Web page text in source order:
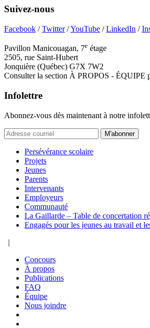
Suivez-nous
Facebook /Twitter/YouTube /LinkedIn /
Pavillon Manicouagan, 7e étage
2505, rue Saint-Hubert
Jonquière (Québec) G7X 7W2
Consulter la section À PROPOS - ÉQUIPE
Infolettre
Abonnez-vous dès maintenant à notre
M'abonner
Persévérance scolaire
Projets
Jeunes
Parents
Intervenants
Employeurs
Communauté
La Gaillarde – Table de concertation
Engagés pour les jeunes au travail et
|
Concours
À propos
Publications
FAQ
Équipe
Nous joindre